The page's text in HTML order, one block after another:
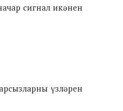
сигнал икәнен
үзләрен